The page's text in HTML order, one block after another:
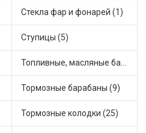
Стекла фар и фонарей (1)
Ступицы (5)
Топливные, масляные баки (1)
Тормозные барабаны (9)
Тормозные колодки (25)